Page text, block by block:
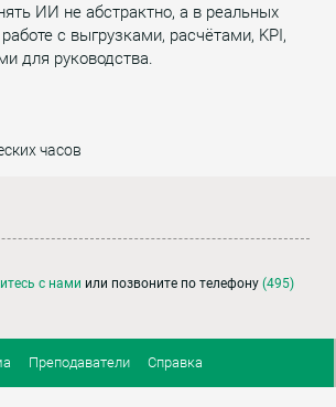
ИИ не абстрактно, а в реальных
с выгрузками, расчётами, KPI,
для руководства.
часов
с нами или позвоните по телефону (495)
Преподаватели Справка